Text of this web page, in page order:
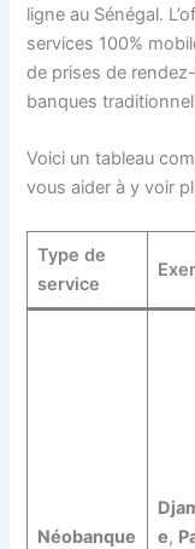
ligne au Sénégal.
services 100%
de prises de
banques
Voici un tableau
vous aider à y voir
Type de
service
Néobanque
e,